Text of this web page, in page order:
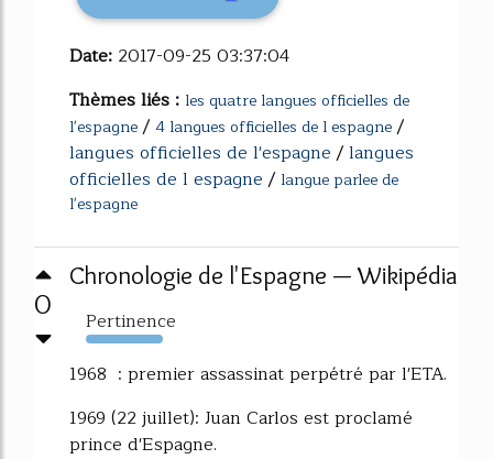
Date: 2017-09-25 03:37:04
Thèmes liés : les quatre langues officielles de
l'espagne/ 4 langues officielles de l espagne/
langues officielles de l'espagne/langues
officielles de l espagne/ langue parlee de
l'espagne
0
Chronologie de l'Espagne — Wikipédia
Pertinence
753%
1968 : premier assassinat perpétré par l'ETA.
1969 (22 juillet): Juan Carlos est proclamé
prince d'Espagne.